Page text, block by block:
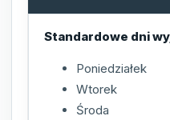
Standardowe dni
Poniedziałek
Wtorek
Środa